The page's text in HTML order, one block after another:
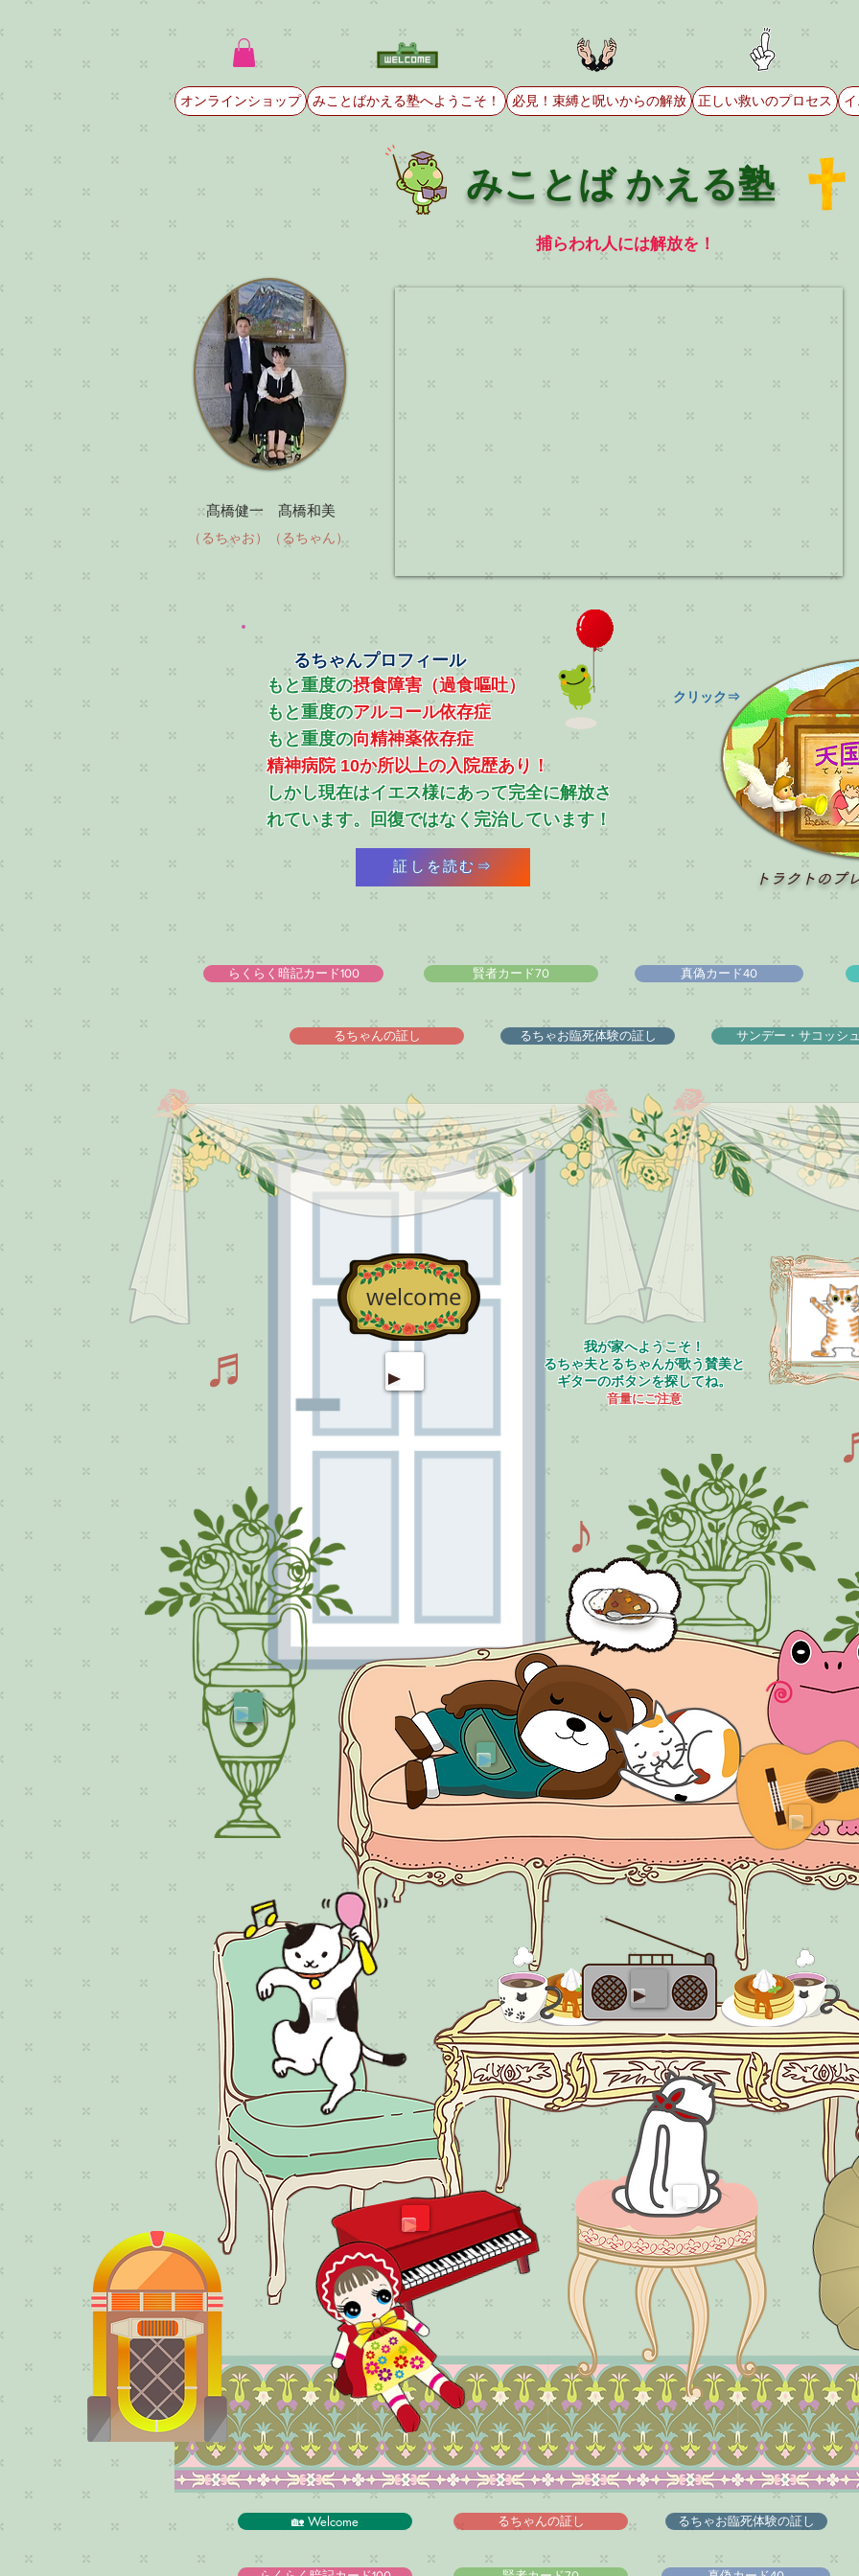
オンラインショップ みことばかえる塾へようこそ！ 必見！束縛と呪いからの解放 正しい救いのプロセス
髙橋健一 髙橋和美
（るちゃお）（るちゃん）
みことば かえる塾
捕らわれ人には解放を！
るちゃんプロフィール
もと重度の摂食障害（過食嘔吐）
もと重度のアルコール依存症
​もと重度の向精神薬依存症
精神病院 10か所以上の入院歴あり！
​しかし現在はイエス様にあって完全に解放さ
れています。回復ではなく完治しています！
証しを読む⇒
​クリック⇒
トラクトのプ
らくらく暗記カード100 賢者カード70 真偽カード40
るちゃんの証し るちゃお臨死体験の証し サンデー・サコッシ
♬
我が家へようこそ！
るちゃ夫とるちゃんが歌う賛美と
ギターのボタンを探してね。
音量にご注意
welcome
♪
🏡 Welcome るちゃんの証し るちゃお臨死体験の証し